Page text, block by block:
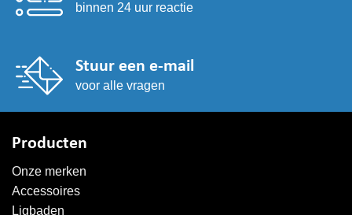
binnen 24 uur reactie
Stuur een e-mail
voor alle vragen
Producten
Onze merken
Accessoires
Ligbaden